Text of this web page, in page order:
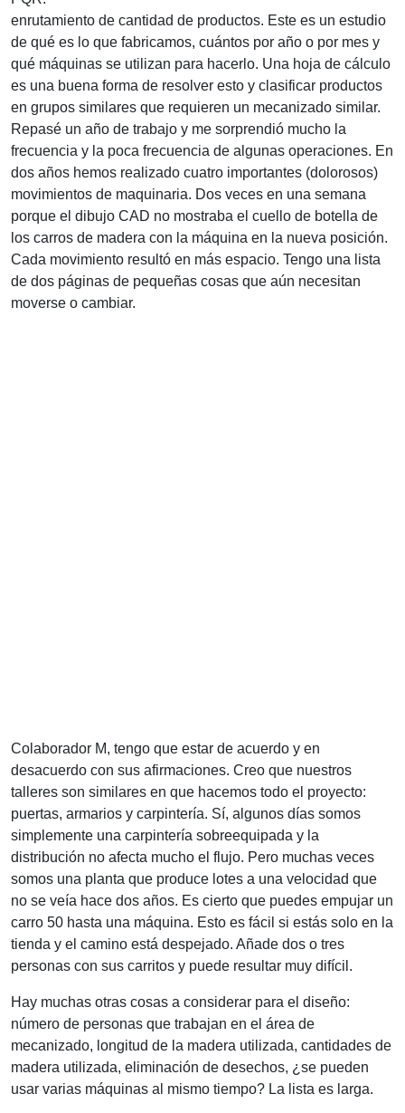
enrutamiento de cantidad de productos. Este es un estudio
de qué es lo que fabricamos, cuántos por año o por mes y
qué máquinas se utilizan para hacerlo. Una hoja de cálculo
es una buena forma de resolver esto y clasificar productos
en grupos similares que requieren un mecanizado similar.
Repasé un año de trabajo y me sorprendió mucho la
frecuencia y la poca frecuencia de algunas operaciones. En
dos años hemos realizado cuatro importantes (dolorosos)
movimientos de maquinaria. Dos veces en una semana
porque el dibujo CAD no mostraba el cuello de botella de
los carros de madera con la máquina en la nueva posición.
Cada movimiento resultó en más espacio. Tengo una lista
de dos páginas de pequeñas cosas que aún necesitan
moverse o cambiar.
Colaborador M, tengo que estar de acuerdo y en
desacuerdo con sus afirmaciones. Creo que nuestros
talleres son similares en que hacemos todo el proyecto:
puertas, armarios y carpintería. Sí, algunos días somos
simplemente una carpintería sobreequipada y la
distribución no afecta mucho el flujo. Pero muchas veces
somos una planta que produce lotes a una velocidad que
no se veía hace dos años. Es cierto que puedes empujar un
carro 50 hasta una máquina. Esto es fácil si estás solo en la
tienda y el camino está despejado. Añade dos o tres
personas con sus carritos y puede resultar muy difícil.
Hay muchas otras cosas a considerar para el diseño:
número de personas que trabajan en el área de
mecanizado, longitud de la madera utilizada, cantidades de
madera utilizada, eliminación de desechos, ¿se pueden
usar varias máquinas al mismo tiempo? La lista es larga.